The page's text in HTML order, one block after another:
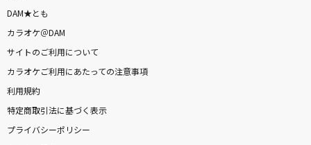
DAM★とも
カラオケ＠DAM
サイトのご利用について
カラオケご利用にあたっての注意事項
利用規約
特定商取引法に基づく表示
プライバシーポリシー